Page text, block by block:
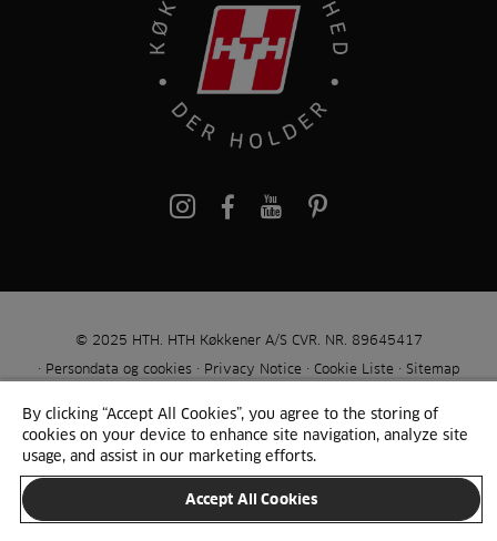
pinterest
© 2025 HTH. HTH Køkkener A/S CVR. NR. 89645417
Persondata og cookies
Privacy Notice Cookie Liste Sitemap
SKIFT LAND
By clicking “Accept All Cookies”, you agree to the storing of
cookies on your device to enhance site navigation, analyze site
usage, and assist in our marketing efforts.
Accept All Cookies